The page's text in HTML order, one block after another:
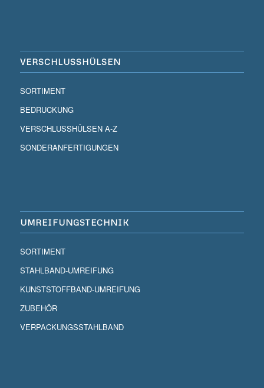
VERSCHLUSSHÜLSEN
SORTIMENT
BEDRUCKUNG
VERSCHLUSSHÜLSEN A-Z
SONDERANFERTIGUNGEN
UMREIFUNGSTECHNIK
SORTIMENT
STAHLBAND-UMREIFUNG
KUNSTSTOFFBAND-UMREIFUNG
ZUBEHÖR
VERPACKUNGSSTAHLBAND